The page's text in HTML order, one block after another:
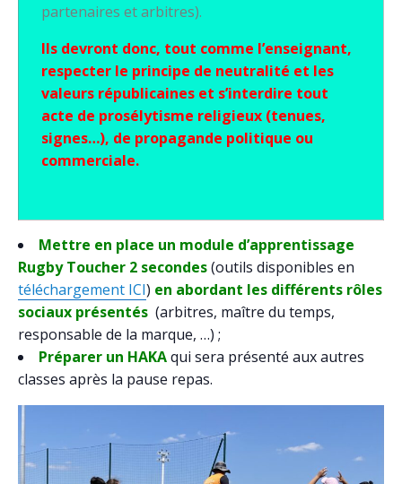
partenaires et arbitres).
Ils devront donc, tout comme l’enseignant,
respecter le principe de neutralité et les
valeurs républicaines et s’interdire tout
acte de prosélytisme religieux (tenues,
signes…), de propagande politique ou
commerciale.
Mettre en place un module d’apprentissage
Rugby Toucher 2 secondes(outils disponibles en
téléchargement ICI) en abordant les différents rôles
sociaux présentés (arbitres, maître du temps,
responsable de la marque, …) ;
Préparer un HAKAqui sera présenté aux autres
classes après la pause repas.